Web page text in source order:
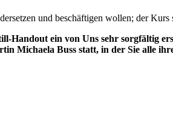
und beschäftigen wollen; der
ein von Uns sehr sorgfältig
Michaela Buss statt, in der Sie alle